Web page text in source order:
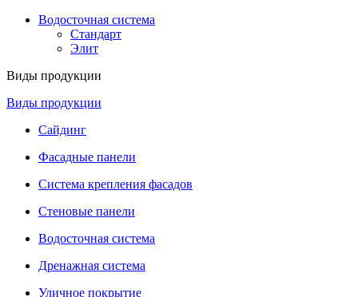
Водосточная система
Стандарт
Элит
Виды продукции
Виды продукции
Сайдинг
Фасадные панели
Система крепления фасадов
Стеновые панели
Водосточная система
Дренажная система
Уличное покрытие